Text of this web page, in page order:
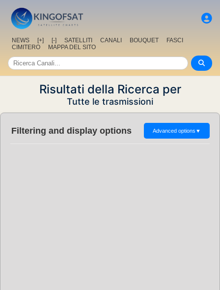
NEWS [+] [-] SATELLITI CANALI BOUQUET
FASCI
CIMITERO
MAPPA DEL SITO
Risultati della Ricerca per
Tutte le trasmissioni
Filtering and display options Advanced options ▼